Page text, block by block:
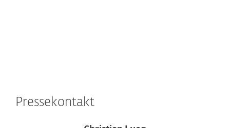
Pressekontakt